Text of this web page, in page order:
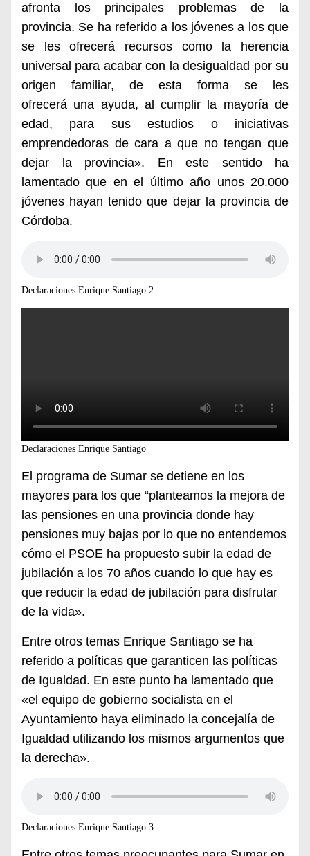
afronta los principales problemas de la
provincia. Se ha referido a los jóvenes a los que
se les ofrecerá recursos como la herencia
universal para acabar con la desigualdad por su
origen familiar, de esta forma se les
ofrecerá una ayuda, al cumplir la mayoríade
edad, para sus estudios o iniciativas
emprendedoras de cara a que no tengan que
dejar la provincia». En este sentido ha
lamentado que en el último año unos 20.000
jóvenes hayantenido que dejarla provincia de
Córdoba.
Declaraciones Enrique Santiago 2
Declaraciones Enrique Santiago
El programa de Sumar se detiene en los
mayores para los que “planteamos la mejora de
las pensiones en una provincia donde hay
pensiones muy bajas por lo que no entendemos
cómo el PSOE ha propuesto subir la edad de
jubilación a los 70 años cuando lo que hay es
que reducir la edad de jubilación para disfrutar
de la vida».
Entre otros temas Enrique Santiago se ha
referido a políticas que garanticen las políticas
de Igualdad. En este punto ha lamentado que
«el equipo de gobierno socialista en el
Ayuntamiento haya eliminado la concejalía de
Igualdad utilizando los mismos argumentos que
la derecha».
Declaraciones Enrique Santiago 3